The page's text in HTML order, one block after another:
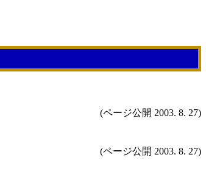
(ページ公開 2003. 8. 27)
(ページ公開 2003. 8. 27)